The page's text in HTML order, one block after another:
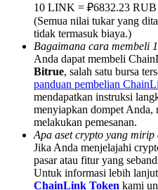
Deposit CASHCAT & Win
Share 500000 CASHCAT
Exclusive for BitMart Users
Register & Trade to Win
10 LINK = ₽6832.23 RUB
(Semua nilai tukar yang
tidak termasuk biaya.)
Bagaimana cara membeli
Anda dapat membeli
Bitrue, salah satu bursa
panduan pembelian
mendapatkan instruksi
menyiapkan dompet Anda,
melakukan pemesanan.
Apa aset crypto yang
Jika Anda menjelajahi
pasar atau fitur yang
Untuk informasi lebih
ChainLink Token kami